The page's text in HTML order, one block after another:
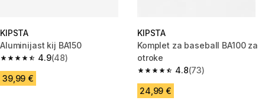
KIPSTA
Aluminijast kij BA150
4.9
4.9 od 5 zvezdic from 48 ocene
(48)
39,99 €
KIPSTA
Komplet za baseball BA100 za
otroke
4.8
4.8 od 5 zvezdic from 73 ocene
(73)
24,99 €